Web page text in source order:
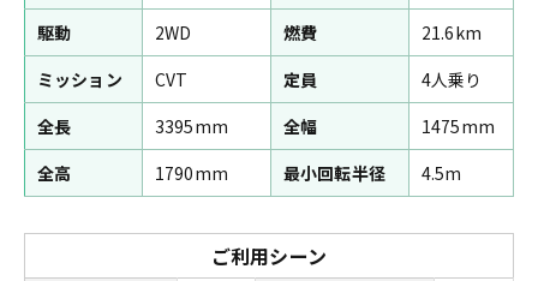
駆動
2WD 燃費
21.6km
ミッション
CVT 定員
4人乗り
全長
3395mm 全幅
1475mm
全高
1790mm 最小回転半径 4.5m
ご利用シーン